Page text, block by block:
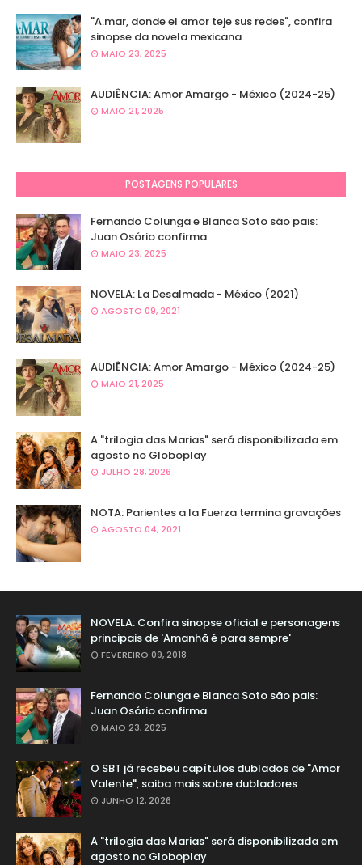
"A.mar, donde el amor teje sus redes", confira
sinopse da novela mexicana
MAIO 23, 2025
AUDIÊNCIA: Amor Amargo - México (2024-25)
MAIO 21, 2025
POSTAGENS POPULARES
Fernando Colunga e Blanca Soto são pais:
Juan Osório confirma
MAIO 23, 2025
NOVELA: La Desalmada - México (2021)
AGOSTO 09, 2021
AUDIÊNCIA: Amor Amargo - México (2024-25)
MAIO 21, 2025
A "trilogia das Marias" será disponibilizada em
agosto no Globoplay
JULHO 28, 2026
NOTA: Parientes a la Fuerza termina gravações
AGOSTO 04, 2021
NOVELA: Confira sinopse oficial e personagens
principais de 'Amanhã é para sempre'
FEVEREIRO 09, 2018
Fernando Colunga e Blanca Soto são pais:
Juan Osório confirma
MAIO 23, 2025
O SBT já recebeu capítulos dublados de "Amor
Valente", saiba mais sobre dubladores
JUNHO 12, 2026
A "trilogia das Marias" será disponibilizada em
agosto no Globoplay